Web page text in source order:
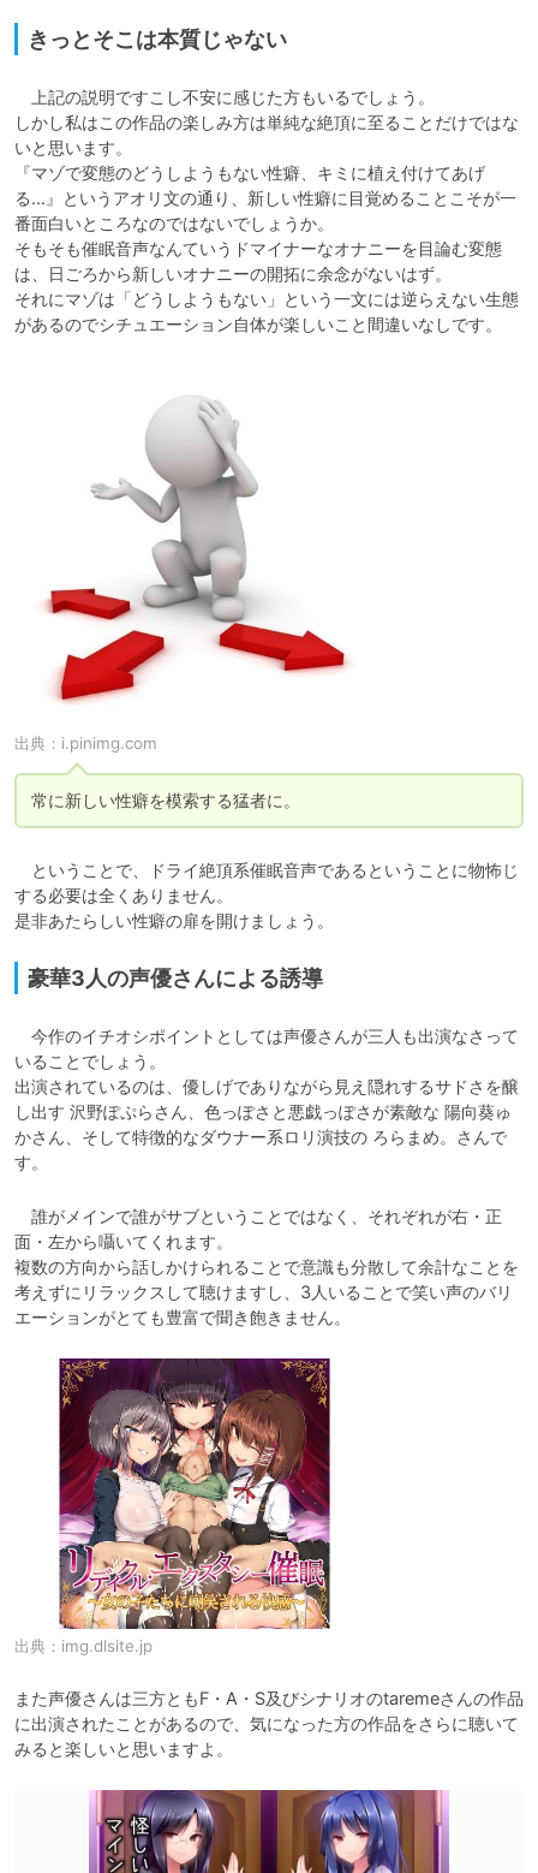
きっとそこは本質じゃない
上記の説明ですこし不安に感じた方もいるでしょう。
しかし私はこの作品の楽しみ方は単純な絶頂に至ることだけではな
いと思います。
『マゾで変態のどうしようもない性癖、キミに植え付けてあげ
る…』というアオリ文の通り、新しい性癖に目覚めることこそが一
番面白いところなのではないでしょうか。
そもそも催眠音声なんていうドマイナーなオナニーを目論む変態
は、日ごろから新しいオナニーの開拓に余念がないはず。
それにマゾは「どうしようもない」という一文には逆らえない生態
があるのでシチュエーション自体が楽しいこと間違いなしです。
出典： i.pinimg.com
常に新しい性癖を模索する猛者に。
ということで、ドライ絶頂系催眠音声であるということに物怖じ
する必要は全くありません。
是非あたらしい性癖の扉を開けましょう。
豪華3人の声優さんによる誘導
今作のイチオシポイントとしては声優さんが三人も出演なさって
いることでしょう。
出演されているのは、優しげでありながら見え隠れするサドさを醸
し出す 沢野ぽぷらさん、色っぽさと悪戯っぽさが素敵な 陽向葵ゅ
かさん、そして特徴的なダウナー系ロリ演技の ろらまめ。さんで
す。
誰がメインで誰がサブということではなく、それぞれが右・正
面・左から囁いてくれます。
複数の方向から話しかけられることで意識も分散して余計なことを
考えずにリラックスして聴けますし、3人いることで笑い声のバリ
エーションがとても豊富で聞き飽きません。
出典： img.dlsite.jp
また声優さんは三方ともF・A・S及びシナリオのtaremeさんの作品
に出演されたことがあるので、気になった方の作品をさらに聴いて
みると楽しいと思いますよ。